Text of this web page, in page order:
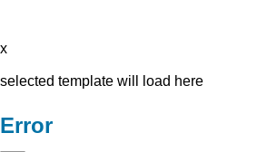
x
selected template will load here
Error